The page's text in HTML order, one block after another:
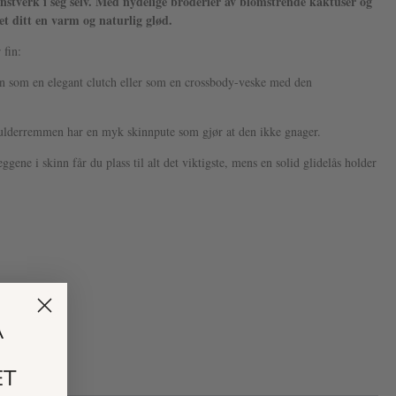
ditt en varm og naturlig glød.
fin:
som en elegant clutch eller som en crossbody-veske med den
har en myk skinnpute som gjør at den ikke gnager.
i skinn får du plass til alt det viktigste, mens en solid glidelås holder